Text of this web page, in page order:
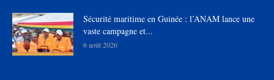
Sécurité maritime en Guinée : l’ANAM lance une
vaste campagne et...
6 août 2026